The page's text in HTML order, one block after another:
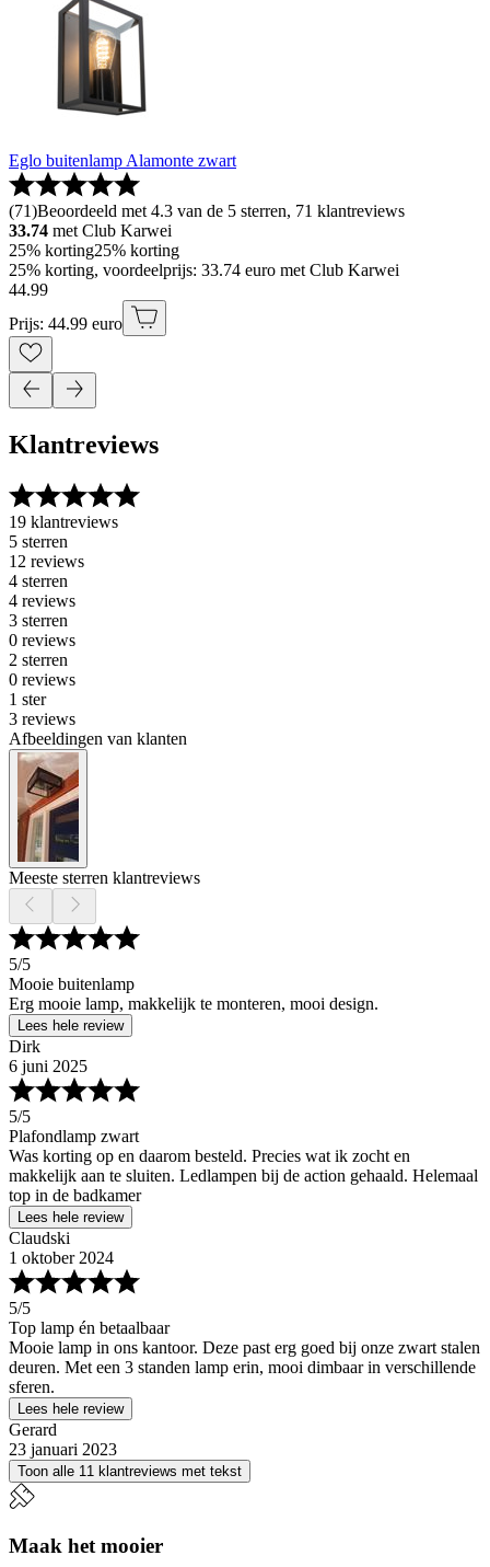
Eglo buitenlamp Alamonte zwart
(71)Beoordeeld met 4.3 van de 5 sterren, 71 klantreviews
33.74 met Club Karwei
25% korting25% korting
25% korting, voordeelprijs: 33.74 euro met Club Karwei
44.99
Prijs: 44.99 euro
Klantreviews
19 klantreviews
5 sterren
12 reviews
4 sterren
4 reviews
3 sterren
0 reviews
2 sterren
0 reviews
1 ster
3 reviews
Afbeeldingen van klanten
Meeste sterren klantreviews
5/5
Mooie buitenlamp
Erg mooie lamp, makkelijk te monteren, mooi design.
Lees hele review
Dirk
6 juni 2025
5/5
Plafondlamp zwart
Was korting op en daarom besteld. Precies wat ik zocht en
makkelijk aan te sluiten. Ledlampen bij de action gehaald. Helemaal
top in de badkamer
Lees hele review
Claudski
1 oktober 2024
5/5
Top lamp én betaalbaar
Mooie lamp in ons kantoor. Deze past erg goed bij onze zwart stalen
deuren. Met een 3 standen lamp erin, mooi dimbaar in verschillende
sferen.
Lees hele review
Gerard
23 januari 2023
Toon alle 11 klantreviews met tekst
Maak het mooier